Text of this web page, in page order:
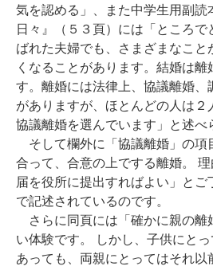
気を認める」、また中学生用副読
日々』（５３頁）には「ところ
ばれた夫婦でも、さまざまなこと
くなることがあります。結婚は離
す。離婚には法律上、協議離婚、
がありますが、ほとんどの人は２
協議離婚を選んでいます」と述べ
そして欄外に「協議離婚」の項
合って、合意の上でする離婚。
届を役所に提出すればよい」とご
で記述されているのです。
さらに同頁には「確かに親の離
い体験です。 しかし、子供にと
あっても、両親にとってはそれ以